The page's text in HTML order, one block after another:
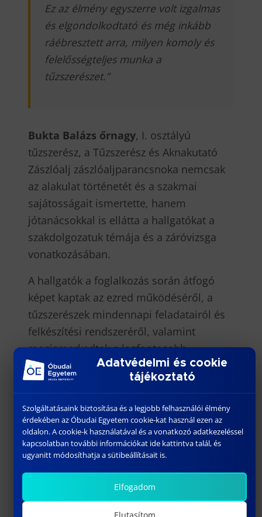
Ez az élmény egyszerre volt izgalmas
és elgondolkodtató és még inkább
ráébresztett arra, milyen komoly és
felelősségteljes munka a
tűzszerészet. ”
Bukta Balázs őrnagy, I. osztályú
tűzszerész, a Tűzszerész és Aknakutató
Zászlóalj zászlóaljparancsnoka nemcsak
az alakulat történetét és a szakmai
sajátosságait ismertette, hanem
jótanácsokkal is ellátta a hallgatókat a
szakdolgozatuk témája és a záróvizsga
vonatkozásában.
A hallgatók a foglalkozás során átfogó
képet kaptak az ezred működéséről, a
tűzszerészek mindennapi feladatairól és
felkészítési rendszeréről, valamint
megismerkedtek a legfontosabb
eljárásrendekkel. A biztonsági szabályok
ismertetését követően betekintést
felderítésének lépéseibe, különös
tekintettel a felismerés, az azonosítás és
a kockázatértékelés folyamatára. A képzés
hogy a résztvevők robbanóanyagot nem
tartalmazó úgynevezett inert
Adatvédelmi és cookie
tájékoztató
Szolgáltatásaink biztosítása és a legjobb felhasználói élmény
érdekében az Óbudai Egyetem cookie-kat használ ezen az
oldalon. A cookie-k használatával és a vonatkozó adatkezeléssel
kapcsolatban további információkat ide kattintva talál, és
ugyanitt módosíthatja a sütibeállításait is.
Elfogadom